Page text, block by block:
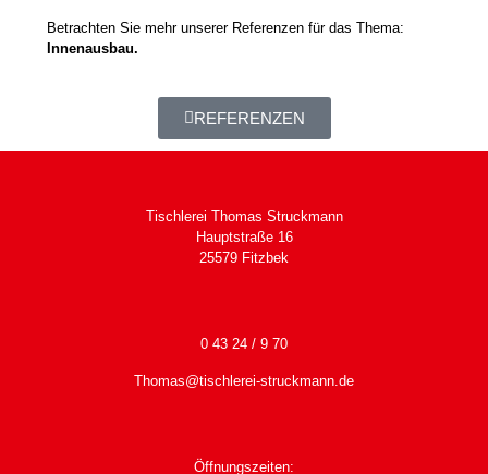
Betrachten Sie mehr unserer Referenzen für das Thema:
Innenausbau.
REFERENZEN
Tischlerei Thomas Struckmann
Hauptstraße 16
25579 Fitzbek
0 43 24 / 9 70
Thomas@tischlerei-struckmann.de
Öffnungszeiten: